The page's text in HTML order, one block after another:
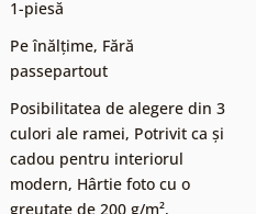
1-piesă
Pe înălțime, Fără
passepartout
Posibilitatea de alegere din 3
culori ale ramei, Potrivit ca și
cadou pentru interiorul
modern, Hârtie foto cu o
greutate de 200 g/m²,